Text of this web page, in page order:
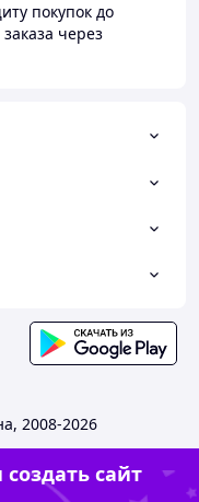
покупок до
через
2008-2026
сайт